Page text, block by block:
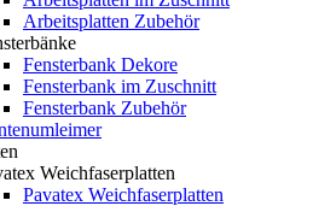
Arbeitsplatten Zubehör
Fensterbank Dekore
Fensterbank im Zuschnitt
Fensterbank Zubehör
Weichfaserplatten
Pavatex Weichfaserplatten